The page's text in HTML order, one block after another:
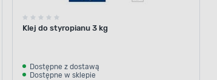
Klej do styropianu 3 kg
Dostępne z dostawą
Dostępne w sklepie